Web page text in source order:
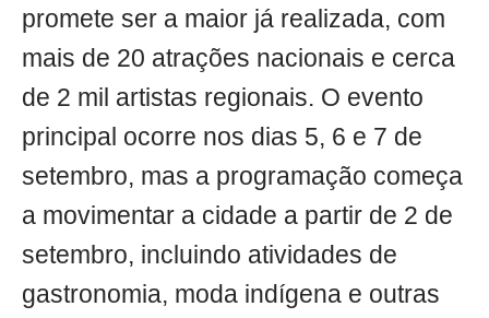
promete ser a maior já realizada, com
mais de 20 atrações nacionais e cerca
de 2 mil artistas regionais. O evento
principal ocorre nos dias 5, 6 e 7 de
setembro, mas a programação começa
a movimentar a cidade a partir de 2 de
setembro, incluindo atividades de
gastronomia, moda indígena e outras